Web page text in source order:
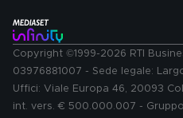
Copyright ©1999-2026 RTI
03976881007 - Sede legale:
Uffici: Viale Europa 46, 20093
int. vers. € 500.000.007 -